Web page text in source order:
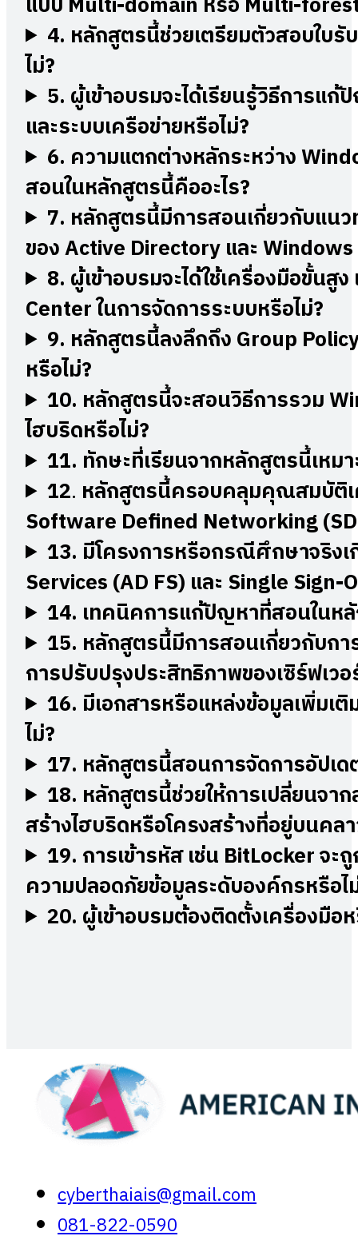
4. หลักสูตรนี้ช่วยเตรียมตัวสอบใบ
ไม่?
5. ผู้เข้าอบรมจะได้เรียนรู้วิธีการแ
และระบบเครือข่ายหรือไม่?
6. ความแตกต่างหลักระหว่าง
สอนในหลักสูตรนี้คืออะไร?
7. หลักสูตรนี้มีการสอนเกี่ยวกับแน
ของ Active Directory และ
8. ผู้เข้าอบรมจะได้ใช้เครื่องมือขั้น
Center ในการจัดการระบบหรือไม่?
9. หลักสูตรนี้ลงลึกถึง Group
หรือไม่?
10. หลักสูตรนี้จะสอนวิธีการรวม
ไฮบริดหรือไม่?
11. ทักษะที่เรียนจากหลักสูตรนี้เหม
12. หลักสูตรนี้ครอบคลุมคุณสมบัติเ
Software Defined Networking
13. มีโครงการหรือกรณีศึกษาจริง
Services (AD FS) และ Single Sign-
14. เทคนิคการแก้ปัญหาที่สอนในห
15. หลักสูตรนี้มีการสอนเกี่ยวกับก
การปรับปรุงประสิทธิภาพของเซิร์ฟเวอ
16. มีเอกสารหรือแหล่งข้อมูลเพิ่ม
ไม่?
17. หลักสูตรนี้สอนการจัดการอัปเ
18. หลักสูตรนี้ช่วยให้การเปลี่ยนจา
สร้างไฮบริดหรือโครงสร้างที่อยู่บนคล
19.การเข้ารหัส เช่น BitLocker จ
ความปลอดภัยข้อมูลระดับองค์กรหรือไ
20. ผู้เข้าอบรมต้องติดตั้งเครื่องมือ
cyberthaiais@gmail.com
081-822-0590